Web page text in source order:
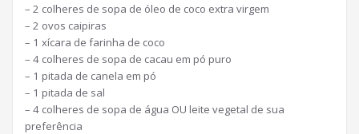
– 2 colheres de sopa de óleo de coco extra virgem
– 2 ovos caipiras
– 1 xícara de farinha de coco
– 4 colheres de sopa de cacau em pó puro
– 1 pitada de canela em pó
– 1 pitada de sal
– 4 colheres de sopa de água OU leite vegetal de sua
preferência